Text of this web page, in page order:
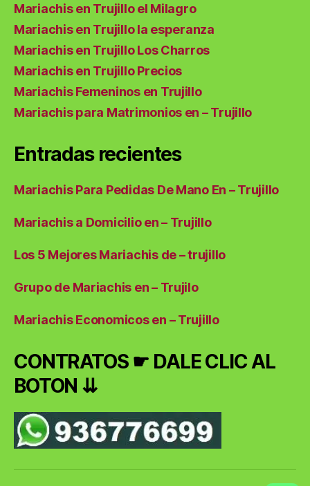
Mariachis en Trujillo el Milagro
Mariachis en Trujillo la esperanza
Mariachis en Trujillo Los Charros
Mariachis en Trujillo Precios
Mariachis Femeninos en Trujillo
Mariachis para Matrimonios en – Trujillo
Entradas recientes
Mariachis Para Pedidas De Mano En – Trujillo
Mariachis a Domicilio en – Trujillo
Los 5 Mejores Mariachis de – trujillo
Grupo de Mariachis en – Trujilo
Mariachis Economicos en – Trujillo
CONTRATOS ☛ DALE CLIC AL
BOTON ⇊